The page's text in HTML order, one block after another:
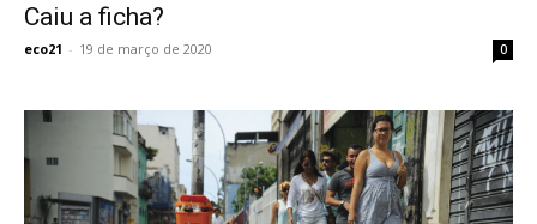
Caiu a ficha?
eco21 - 19 de março de 2020 0